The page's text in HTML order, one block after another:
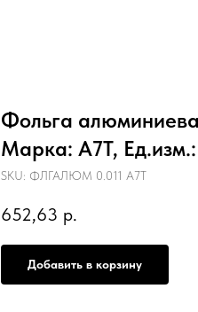
Фольга
Марка: А7Т,
SKU: ФЛГАЛЮМ 0.011 А7Т
652,63 р.
Добавить в корзину